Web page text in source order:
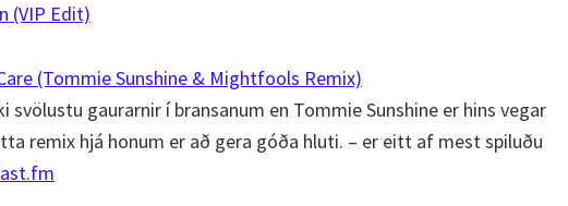
(VIP Edit)
(Tommie Sunshine & Mightfools Remix)
svölustu gaurarnir í bransanum en Tommie Sunshine er hins vegar
remix hjá honum er að gera góða hluti. – er eitt af mest spiluðu